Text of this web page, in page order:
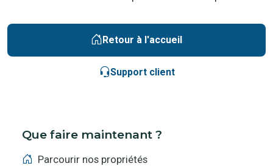
Retour à l'accueil
Support client
Que faire maintenant ?
Parcourir nos propriétés